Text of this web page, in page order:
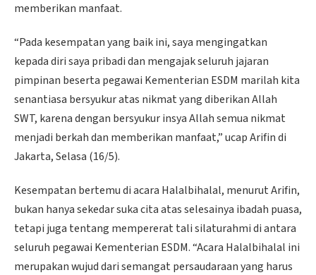
memberikan manfaat.
“Pada kesempatan yang baik ini, saya mengingatkan
kepada diri saya pribadi dan mengajak seluruh jajaran
pimpinan beserta pegawai Kementerian ESDM marilah kita
senantiasa bersyukur atas nikmat yang diberikan Allah
SWT, karena dengan bersyukur insya Allah semua nikmat
menjadi berkah dan memberikan manfaat,” ucap Arifin di
Jakarta, Selasa (16/5).
Kesempatan bertemu di acara Halalbihalal, menurut Arifin,
bukan hanya sekedar suka cita atas selesainya ibadah puasa,
tetapi juga tentang mempererat tali silaturahmi di antara
seluruh pegawai Kementerian ESDM. “Acara Halalbihalal ini
merupakan wujud dari semangat persaudaraan yang harus